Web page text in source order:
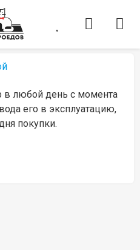
в любой день с момента
его в эксплуатацию,
покупки.